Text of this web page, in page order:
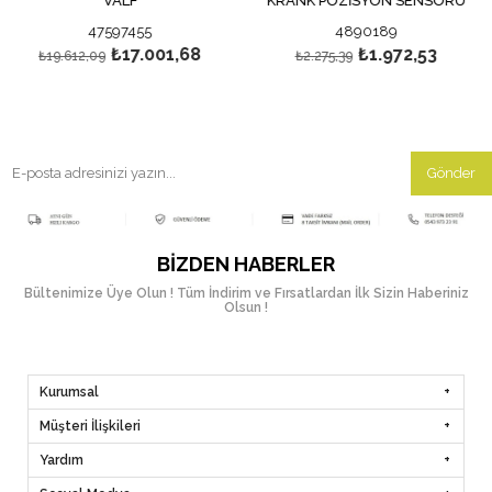
47597455
₺17.001,68
₺19.612,09
4890189
₺1.972,53
₺2.275,39
Gönder
BIZDEN HABERLER
Bültenimize Üye Olun ! Tüm İndirim ve Fırsatlardan İlk Sizin Haberiniz
Olsun !
Kurumsal
Müşteri İlişkileri
Yardım